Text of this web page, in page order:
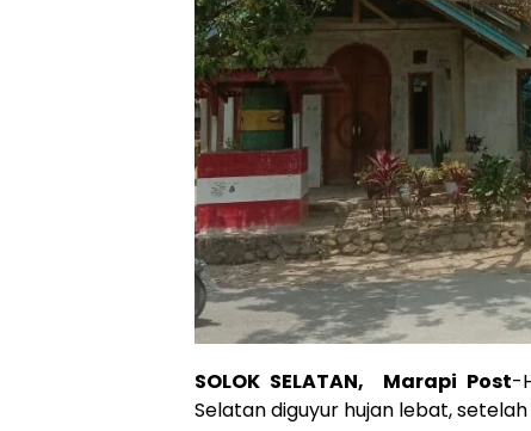
SOLOK SELATAN, Marapi Post-
Selatan diguyur hujan lebat,